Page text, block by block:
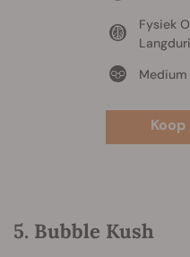
Fysiek
Medium
5. Bubble Kush